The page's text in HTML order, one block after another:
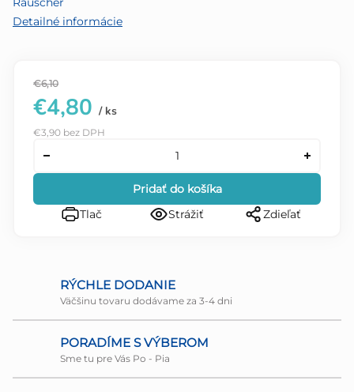
Detailné informácie
€6,10
€4,80 / ks
€3,90 bez DPH
Pridať do košíka
Tlač
Strážiť Zdieľať
RÝCHLE DODANIE
Väčšinu tovaru dodávame za 3-4 dni
PORADÍME S VÝBEROM
Sme tu pre Vás Po - Pia